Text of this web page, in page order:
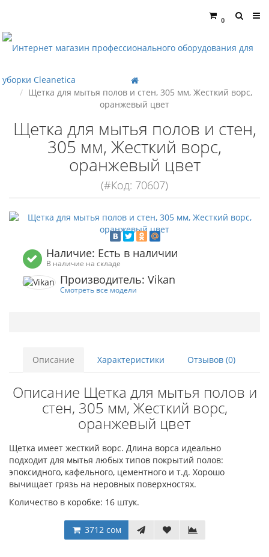
0
Щетка для мытья полов и стен, 305 мм, Жесткий ворс,
оранжевый цвет
Щетка для мытья полов и стен,
305 мм, Жесткий ворс,
оранжевый цвет
(#Код: 70607)
Наличие: Есть в наличии
В наличие на складе
Производитель: Vikan
Смотреть все модели
Описание Характеристики Отзывов (0)
Описание Щетка для мытья полов и
стен, 305 мм, Жесткий ворс,
оранжевый цвет
Щетка имеет жесткий ворс. Длина ворса идеально
подходит для мытья любых типов покрытий полов:
эпоксидного, кафельного, цементного и т.д. Хорошо
вычищает грязь на неровных поверхностях.
Количество в коробке: 16 штук.
3712 сом